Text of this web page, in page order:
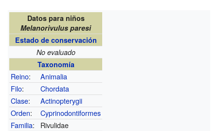
Datos para niños
Melanorivulus paresi
Estado de conservación
No evaluado
Taxonomía
Reino:
Animalia
Filo:
Chordata
Clase:
Actinopterygii
Orden:
Cyprinodontiformes
Familia:
Rivulidae